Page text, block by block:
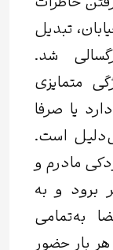
تبدیل
شد.
متمایزی
یا صرفا
است.
مادرم و
برود و به
به‌تمامی
بار حضور